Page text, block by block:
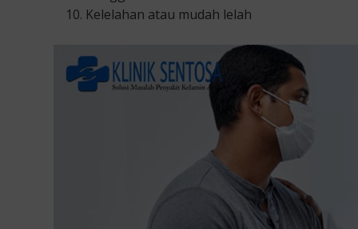
Kelelahan atau mudah lelah